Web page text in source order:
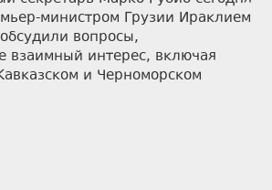
министром Грузии Ираклием
вопросы,
взаимный интерес, включая
и Черноморском